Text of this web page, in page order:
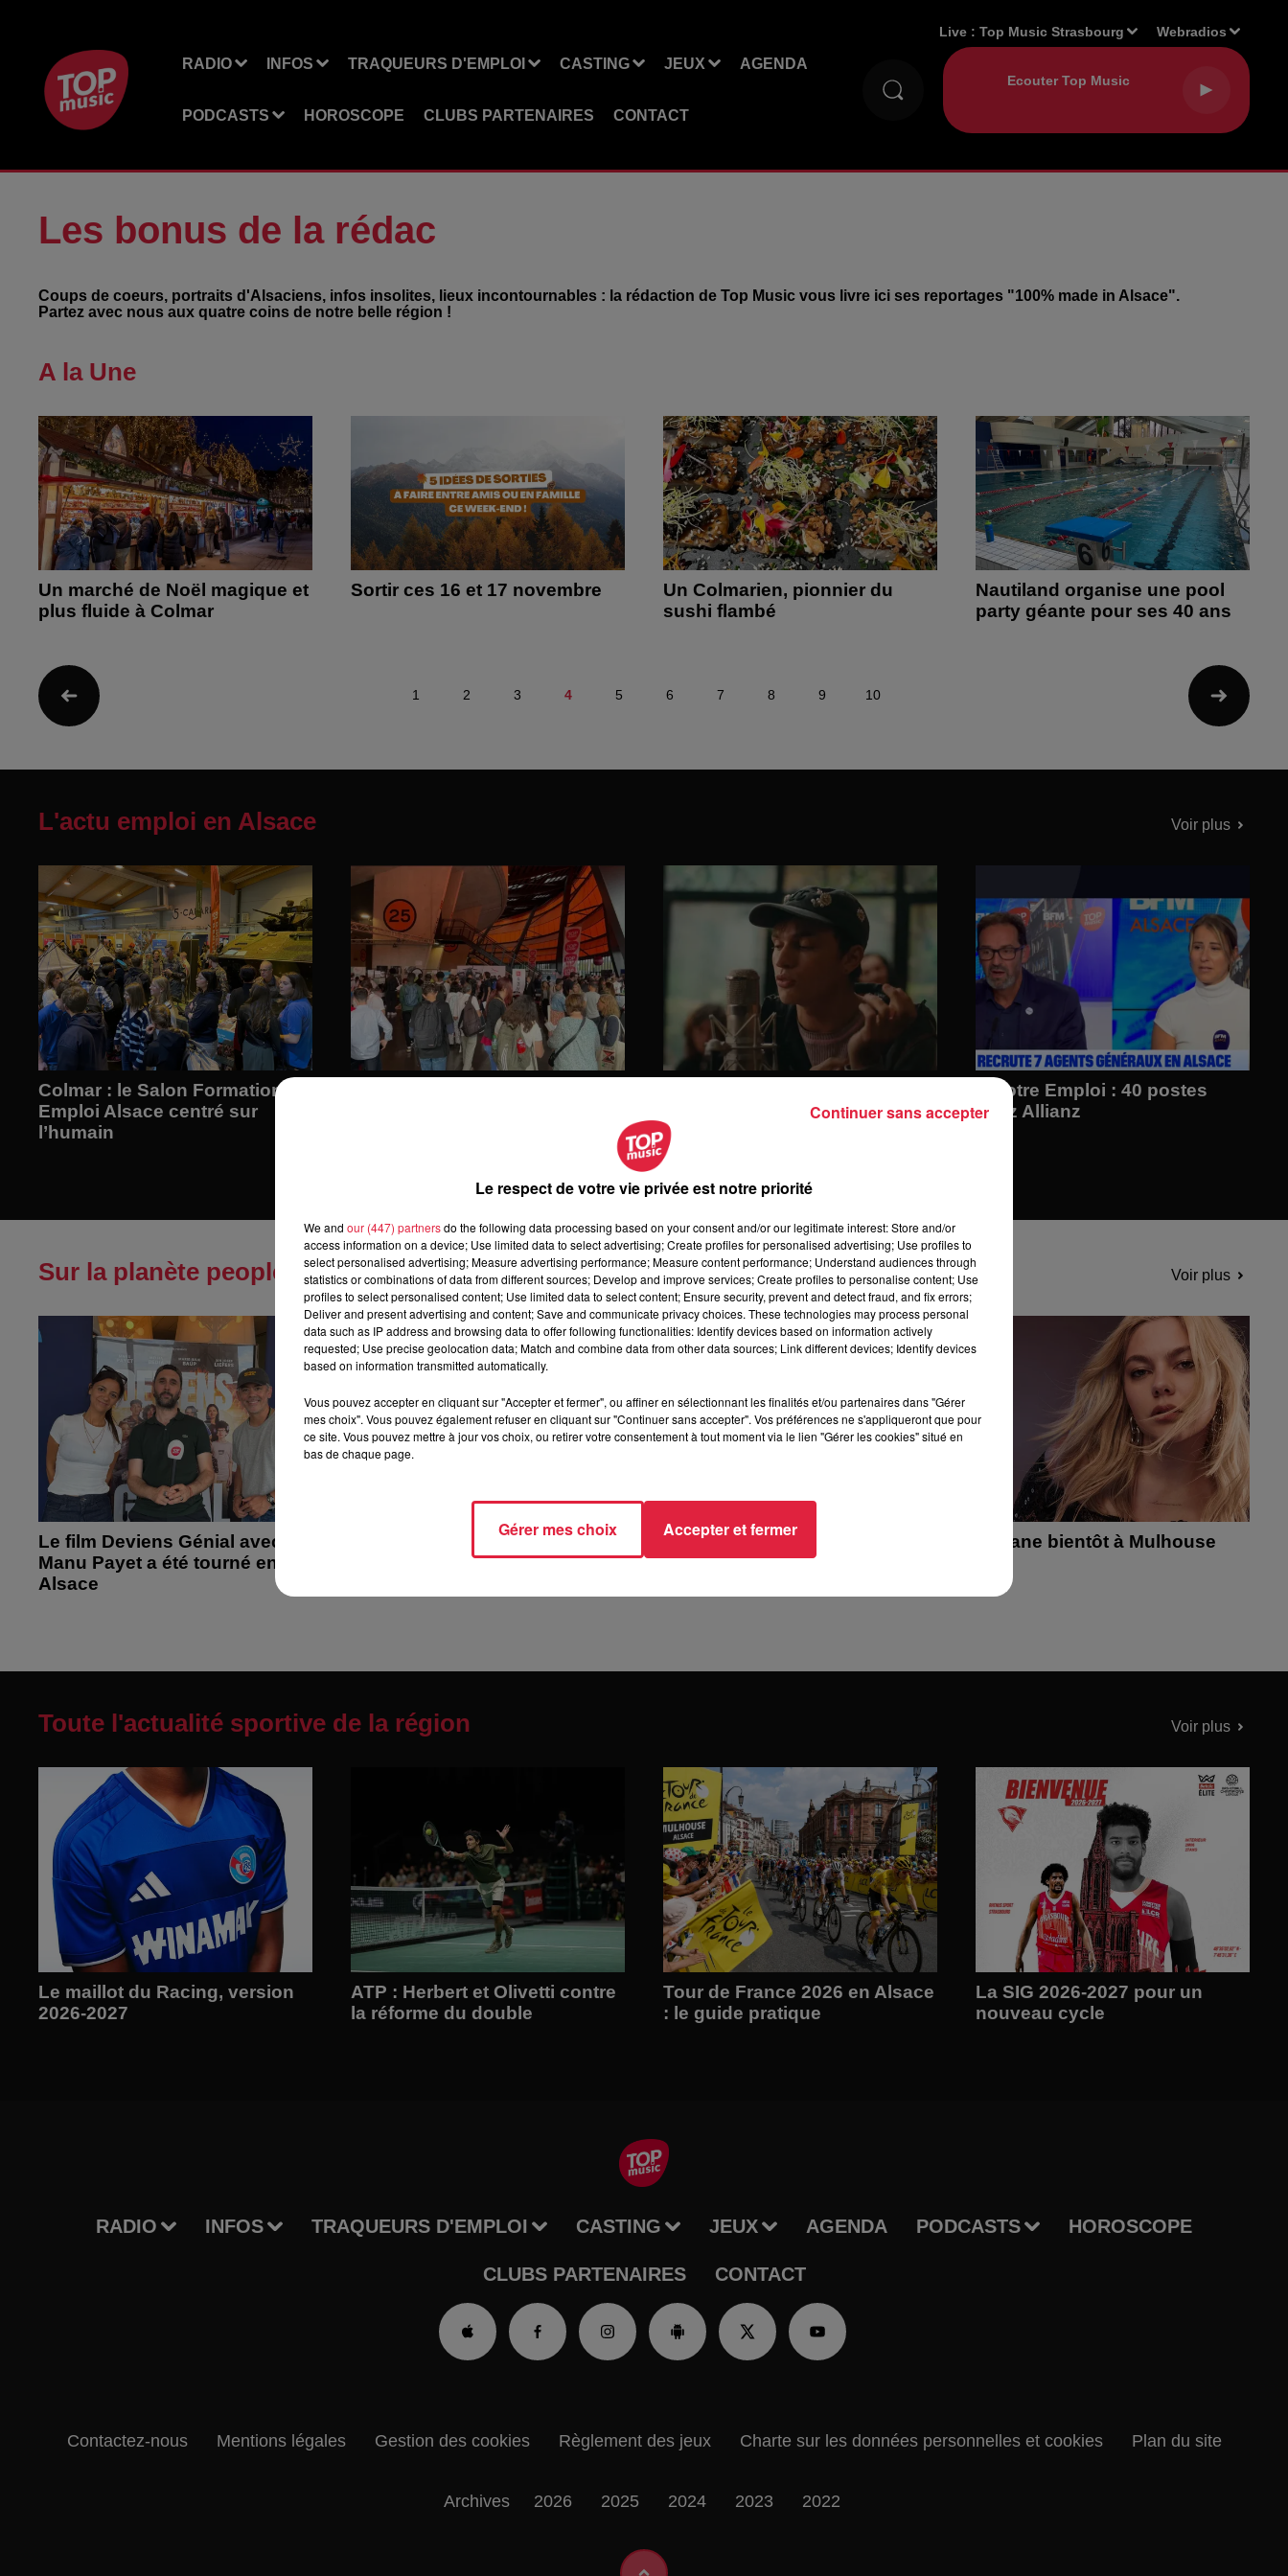
RADIO INFOS TRAQUEURS D'EMPLOI CASTING JEUX AGENDA
PODCASTS HOROSCOPE CLUBS PARTENAIRES CONTACT
Live :Top Music Strasbourg Webradios
Les bonus de la rédac
Coups de coeurs, portraits d'Alsaciens, infos insolites, lieux incontournables : la rédaction de Top Music vous livre ici ses reportages "100% made in Alsace".
Partez avec nous aux quatre coins de notre belle région !
A la Une
Un marché de Noël magique et
plus fluide à Colmar
Sortir ces 16 et 17 novembre
Un Colmarien, pionnier du
sushi flambé
Nautiland organise une pool
party géante pour ses 40 ans
1 2 3 4 5 6 7 8 9 10
L'actu emploi en Alsace Voir plus
Colmar : le Salon Formation
Emploi Alsace centré sur
l’humain
artistes préférés ?
C Votre Emploi : 40 postes
chez Allianz
Sur la planète people Voir plus
Le film Deviens Génial avec
Manu Payet a été tourné en
Alsace
Retour sur la soirée du Top
Music Live à Colmar
Texas, Mc Solaar, Morcheeba,
Dadju… à la Foire aux vins
Louane bientôt à Mulhouse
Toute l'actualité sportive de la région Voir plus
Le maillot du Racing, version
2026-2027
ATP : Herbert et Olivetti contre
la réforme du double
Tour de France 2026 en Alsace
: le guide pratique
La SIG 2026-2027 pour un
nouveau cycle
RADIO INFOS TRAQUEURS D'EMPLOI CASTING JEUX AGENDA PODCASTS HOROSCOPE
CLUBS PARTENAIRES CONTACT
Contactez-nous Mentions légales Gestion des cookies Règlement des jeux Charte sur les données personnelles et cookies Plan du site
Archives 2026 2025 2024 2023 2022
Le respect de votre vie privée est notre priorité
We and our (447) partnersdo the following data processing based on your consent and/or our legitimate interest: Store and/or
access information on a device; Use limited data to select advertising; Create profiles for personalised advertising; Use profiles to
select personalised advertising; Measure advertising performance; Measure content performance; Understand audiences through
statistics or combinations of data from different sources; Develop and improve services; Create profiles to personalise content; Use
profiles to select personalised content; Use limited data to select content; Ensure security, prevent and detect fraud, and fix errors;
Deliver and present advertising and content; Save and communicate privacy choices. These technologies may process personal
data such as IP address and browsing data to offer following functionalities: Identify devices based on information actively
requested; Use precise geolocation data; Match and combine data from other data sources; Link different devices; Identify devices
based on information transmitted automatically.
Vous pouvez accepter en cliquant sur "Accepter et fermer", ou affiner en sélectionnant les finalités et/ou partenaires dans "Gérer
mes choix". Vous pouvez également refuser en cliquant sur "Continuer sans accepter". Vos préférences ne s'appliqueront que pour
ce site. Vous pouvez mettre à jour vos choix, ou retirer votre consentement à tout moment via le lien "Gérer les cookies" situé en
bas de chaque page.
Gérer mes choix Accepter et fermer
Continuer sans accepter